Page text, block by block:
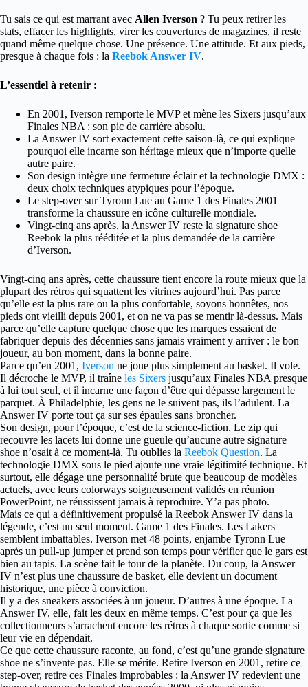
Tu sais ce qui est marrant avec Allen Iverson ? Tu peux retirer les
stats, effacer les highlights, virer les couvertures de magazines, il reste
quand même quelque chose. Une présence. Une attitude. Et aux pieds,
presque à chaque fois : la Reebok Answer IV.
L’essentiel à retenir :
En 2001, Iverson remporte le MVP et mène les Sixers jusqu’aux
Finales NBA : son pic de carrière absolu.
La Answer IV sort exactement cette saison-là, ce qui explique
pourquoi elle incarne son héritage mieux que n’importe quelle
autre paire.
Son design intègre une fermeture éclair et la technologie DMX :
deux choix techniques atypiques pour l’époque.
Le step-over sur Tyronn Lue au Game 1 des Finales 2001
transforme la chaussure en icône culturelle mondiale.
Vingt-cinq ans après, la Answer IV reste la signature shoe
Reebok la plus rééditée et la plus demandée de la carrière
d’Iverson.
Vingt-cinq ans après, cette chaussure tient encore la route mieux que la
plupart des rétros qui squattent les vitrines aujourd’hui. Pas parce
qu’elle est la plus rare ou la plus confortable, soyons honnêtes, nos
pieds ont vieilli depuis 2001, et on ne va pas se mentir là-dessus. Mais
parce qu’elle capture quelque chose que les marques essaient de
fabriquer depuis des décennies sans jamais vraiment y arriver : le bon
joueur, au bon moment, dans la bonne paire.
Parce qu’en 2001, Iverson ne joue plus simplement au basket. Il vole.
Il décroche le MVP, il traîne les Sixers jusqu’aux Finales NBA presque
à lui tout seul, et il incarne une façon d’être qui dépasse largement le
parquet. À Philadelphie, les gens ne le suivent pas, ils l’adulent. La
Answer IV porte tout ça sur ses épaules sans broncher.
Son design, pour l’époque, c’est de la science-fiction. Le zip qui
recouvre les lacets lui donne une gueule qu’aucune autre signature
shoe n’osait à ce moment-là. Tu oublies la Reebok Question. La
technologie DMX sous le pied ajoute une vraie légitimité technique. Et
surtout, elle dégage une personnalité brute que beaucoup de modèles
actuels, avec leurs colorways soigneusement validés en réunion
PowerPoint, ne réussissent jamais à reproduire. Y’a pas photo.
Mais ce qui a définitivement propulsé la Reebok Answer IV dans la
légende, c’est un seul moment. Game 1 des Finales. Les Lakers
semblent imbattables. Iverson met 48 points, enjambe Tyronn Lue
après un pull-up jumper et prend son temps pour vérifier que le gars est
bien au tapis. La scène fait le tour de la planète. Du coup, la Answer
IV n’est plus une chaussure de basket, elle devient un document
historique, une pièce à conviction.
Il y a des sneakers associées à un joueur. D’autres à une époque. La
Answer IV, elle, fait les deux en même temps. C’est pour ça que les
collectionneurs s’arrachent encore les rétros à chaque sortie comme si
leur vie en dépendait.
Ce que cette chaussure raconte, au fond, c’est qu’une grande signature
shoe ne s’invente pas. Elle se mérite. Retire Iverson en 2001, retire ce
step-over, retire ces Finales improbables : la Answer IV redevient une